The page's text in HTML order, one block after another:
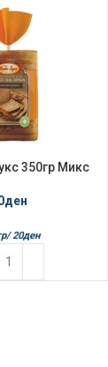
350гр Микс
ден
20ден